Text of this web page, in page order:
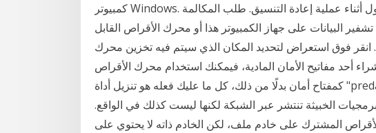
كمبيوتر Windows. سيتم حذف محتويات محرك الأقراص المحمول أثناء عملية إعادة التنسيق. طلب المكالمة
البيانات على جهاز الكمبيوتر هذا أو محرك الأقراص القابل
للإزالة ، انقر فوق محرك أقراص ظاهري. 2. انقر فوق استعراض لتحديد المكان الذي سيتم فيه تخزين محرك
لم تتمكن من شراء أحد مفاتيح الأمان المادية، فيمكنك استخدام محرك الأقراص
كمفتاح أمان بدلًا من ذلك، كل ما عليك فعله هو تنزيل أداة "predator" المجانية في محرك أقراص "usb"
الخبيثة تنتشر عبر الشبكة لكنها ليست كذلك في الواقع.
المشترك على خادم ملف، لكن الخادم ذاته لا يحتوي على